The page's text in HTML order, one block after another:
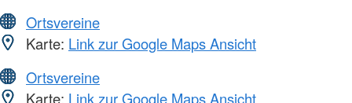
Ortsvereine
Karte: Link zur Google Maps Ansicht
Ortsvereine
Karte: Link zur Google Maps Ansicht